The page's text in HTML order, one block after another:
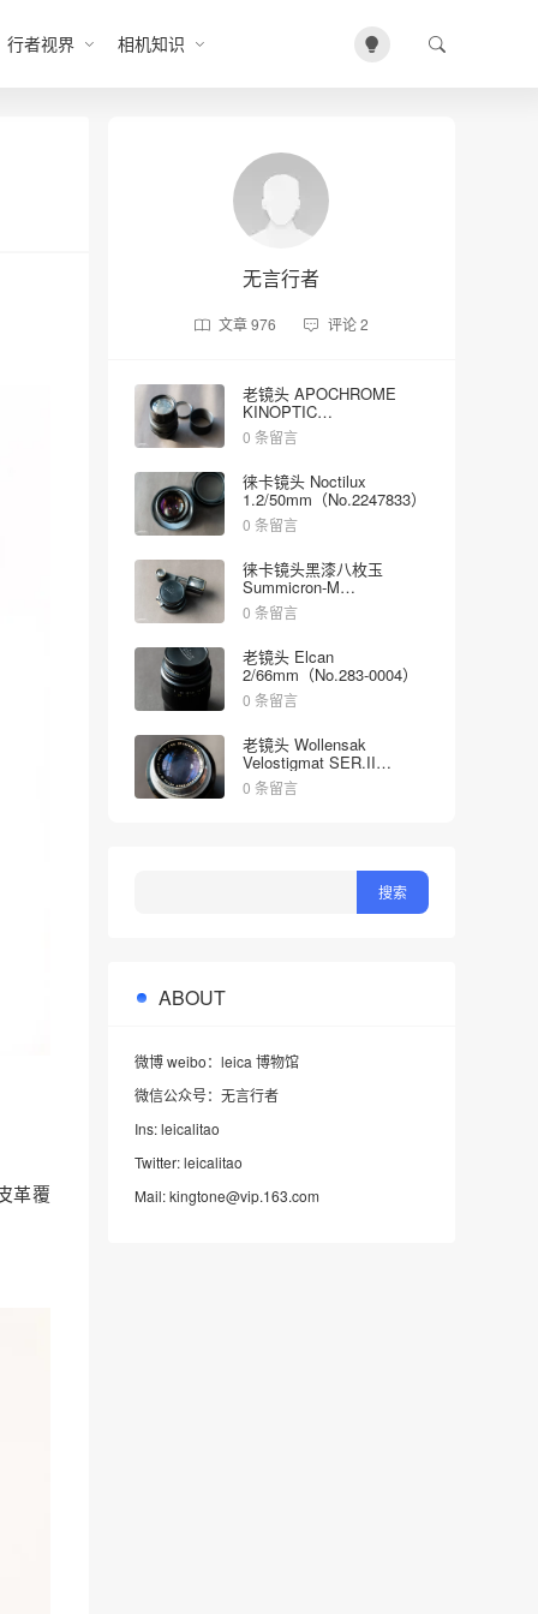
行者视界 相机知识
革覆
无言行者
文章976 评论2
老镜头 APOCHROME
KINOPTIC
2/100mm（No.5023）
0 条留言
徕卡镜头 Noctilux
1.2/50mm（No.2247833）
0 条留言
徕卡镜头黑漆八枚玉
Summicron-M
2/35mm（No.1998613）
0 条留言
老镜头 Elcan
2/66mm（No.283-0004）
0 条留言
老镜头 Wollensak
Velostigmat SER.II
4.5/127mm（No.452349）
0 条留言
ABOUT
微博 weibo：leica 博物馆
微信公众号：无言行者
Ins: leicalitao
Twitter: leicalitao
Mail: kingtone@vip.163.com